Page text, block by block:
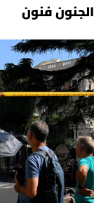
الجنون فنون